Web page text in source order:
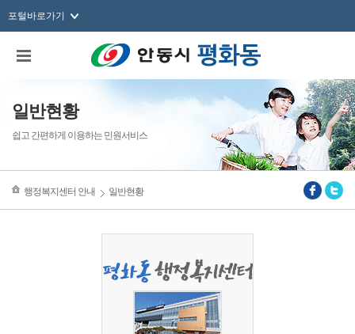
포털바로가기
일반현황
쉽고 간편하게 이용하는 민원서비스
행정복지센터 안내 일반현황